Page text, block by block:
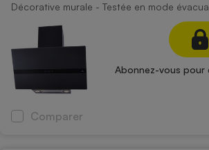
Décorative murale - Testée en mode
Abonnez-vous pour
Comparer